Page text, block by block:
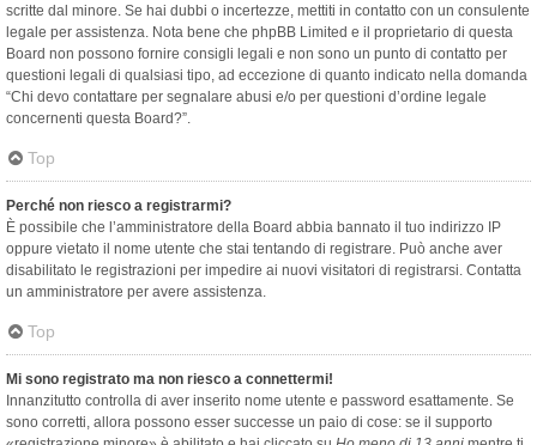
scritte dal minore. Se hai dubbi o incertezze, mettiti in contatto con un consulente
legale per assistenza. Nota bene che phpBB Limited e il proprietario di questa
Board non possono fornire consigli legali e non sono un punto di contatto per
questioni legali di qualsiasi tipo, ad eccezione di quanto indicato nella domanda
“Chi devo contattare per segnalare abusi e/o per questioni d’ordine legale
concernenti questa Board?”.
Top
Perché non riesco a registrarmi?
È possibile che l’amministratore della Board abbia bannato il tuo indirizzo IP
oppure vietato il nome utente che stai tentando di registrare. Può anche aver
disabilitato le registrazioni per impedire ai nuovi visitatori di registrarsi. Contatta
un amministratore per avere assistenza.
Top
Mi sono registrato ma non riesco a connettermi!
Innanzitutto controlla di aver inserito nome utente e password esattamente. Se
sono corretti, allora possono esser successe un paio di cose: se il supporto